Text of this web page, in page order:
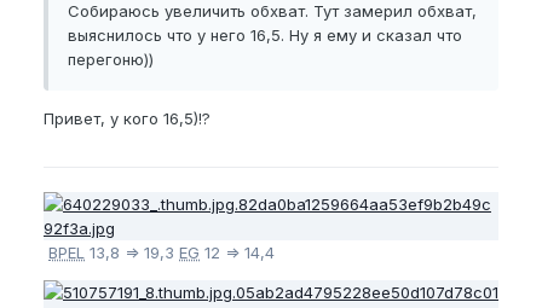
Собираюсь увеличить обхват. Тут замерил обхват,
выяснилось что у него 16,5. Ну я ему и сказал что
перегоню))
Привет, у кого 16,5)!?
BPEL 13,8 => 19,3 EG 12 => 14,4